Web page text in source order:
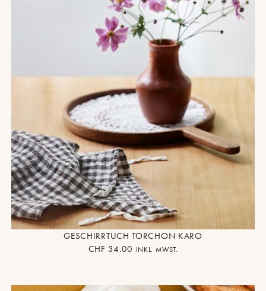
GESCHIRRTUCH TORCHON KARO
CHF 34.00 INKL. MWST.